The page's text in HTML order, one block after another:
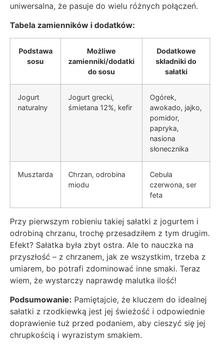
uniwersalna, że pasuje do wielu różnych połączeń.
Tabela zamienników i dodatków:
Podstawa
sosu
Możliwe
zamienniki/dodatki
do sosu
Dodatkowe
składniki do
sałatki
Jogurt
naturalny
Jogurt grecki,
śmietana 12%, kefir
Ogórek,
awokado, jajko,
pomidor,
papryka,
nasiona
słonecznika
Musztarda
Chrzan, odrobina
miodu
Cebula
czerwona, ser
feta
Przy pierwszym robieniu takiej sałatki z jogurtem i
odrobiną chrzanu, trochę przesadziłem z tym drugim.
Efekt? Sałatka była zbyt ostra. Ale to nauczka na
przyszłość – z chrzanem, jak ze wszystkim, trzeba z
umiarem, bo potrafi zdominować inne smaki. Teraz
wiem, że wystarczy naprawdę malutka ilość!
Podsumowanie: Pamiętajcie, że kluczem do idealnej
sałatki z rzodkiewką jest jej świeżość i odpowiednie
doprawienie tuż przed podaniem, aby cieszyć się jej
chrupkością i wyrazistym smakiem.